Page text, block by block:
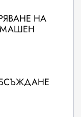
НА